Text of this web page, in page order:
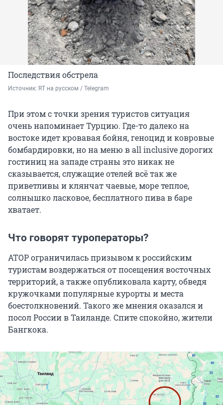
Последствия обстрела
Источник: RT на русском / Telegram
При этом с точки зрения туристов ситуация
очень напоминает Турцию. Где-то далеко на
востоке идет кровавая бойня, геноцид и ковровые
бомбардировки, но на меню в all inclusive дорогих
гостиниц на западе страны это никак не
сказывается, служащие отелей всё так же
приветливы и клянчат чаевые, море теплое,
солнышко ласковое, бесплатного пива в баре
хватает.
Что говорят туроператоры?
АТОР ограничилась призывом к российским
туристам воздержаться от посещения восточных
территорий, а также опубликовала карту, обведя
кружочками популярные курорты и места
боестолкновений. Такого же мнения оказался и
посол России в Таиланде. Спите спокойно, жители
Бангкока.